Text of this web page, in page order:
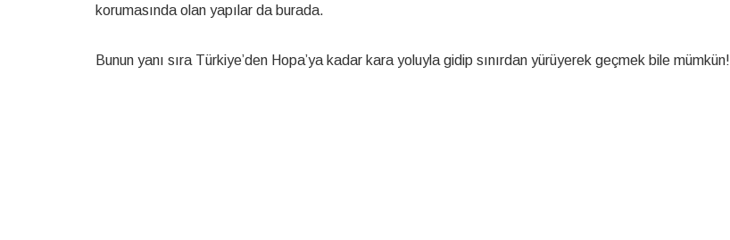
korumasında olan yapılar da burada.
Bunun yanı sıra Türkiye’den Hopa’ya kadar kara yoluyla gidip sınırdan yürüyerek geçmek bile mümkün!